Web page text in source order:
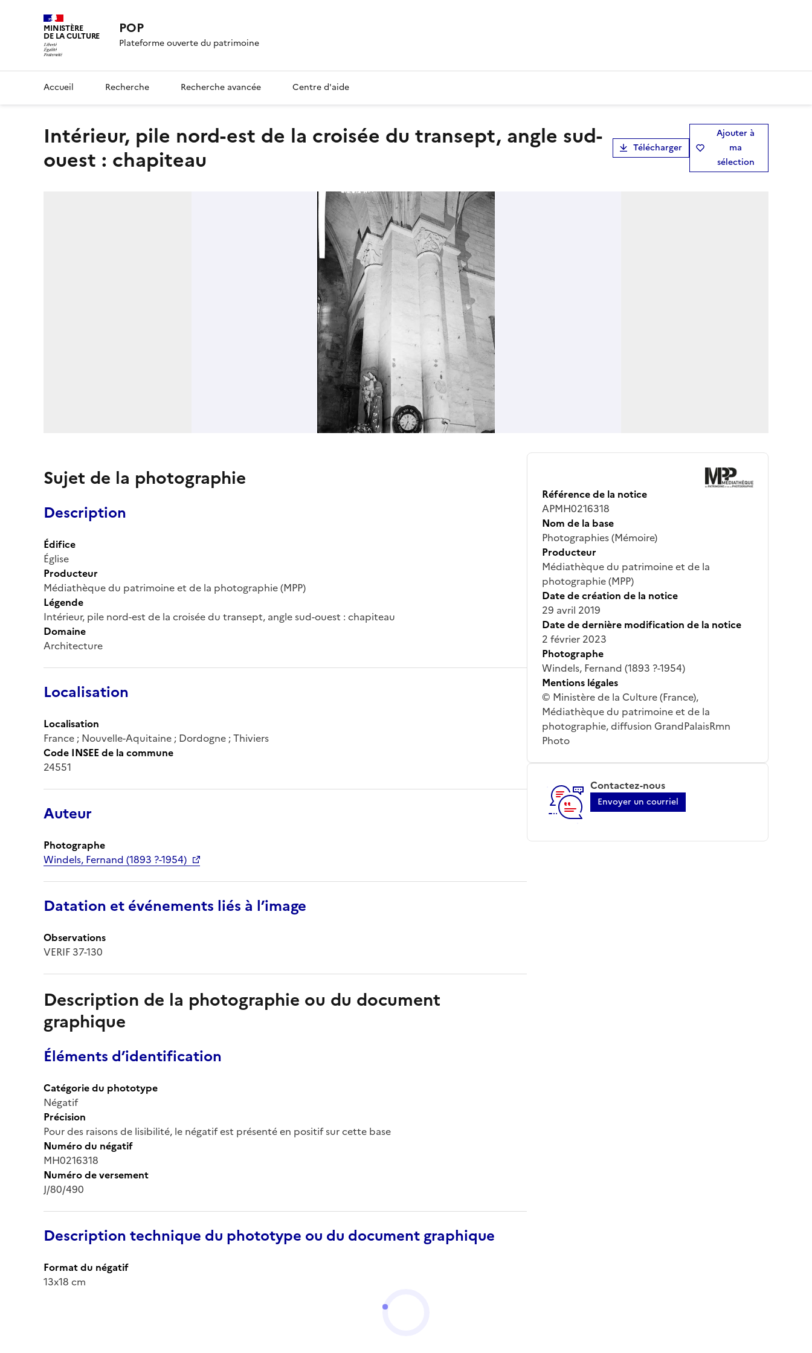
MINISTÈRE
DE LA CULTURE POP
Plateforme ouverte du patrimoine
Accueil Recherche Recherche avancée Centre d'aide
Intérieur, pile nord-est de la croisée du transept, angle sud-
ouest : chapiteau
Télécharger
Ajouter à
ma
sélection
Sujet de la photographie
Description
Édifice
Église
Producteur
Médiathèque du patrimoine et de la photographie (MPP)
Légende
Intérieur, pile nord-est de la croisée du transept, angle sud-ouest : chapiteau
Domaine
Architecture
Localisation
Localisation
France ; Nouvelle-Aquitaine ; Dordogne ; Thiviers
Code INSEE de la commune
24551
Auteur
Photographe
Windels, Fernand (1893 ?-1954)
Datation et événements liés à l’image
Observations
VERIF 37-130
Description de la photographie ou du document
graphique
Éléments d’identification
Catégorie du phototype
Négatif
Précision
Pour des raisons de lisibilité, le négatif est présenté en positif sur cette base
Numéro du négatif
MH0216318
Numéro de versement
J/80/490
Description technique du phototype ou du document graphique
Format du négatif
13x18 cm
Référence de la notice
APMH0216318
Nom de la base
Photographies (Mémoire)
Producteur
Médiathèque du patrimoine et de la
photographie (MPP)
Date de création de la notice
29 avril 2019
Date de dernière modification de la notice
2 février 2023
Photographe
Windels, Fernand (1893 ?-1954)
Mentions légales
© Ministère de la Culture (France),
Médiathèque du patrimoine et de la
photographie, diffusion GrandPalaisRmn
Photo
Contactez-nous
Envoyer un courriel